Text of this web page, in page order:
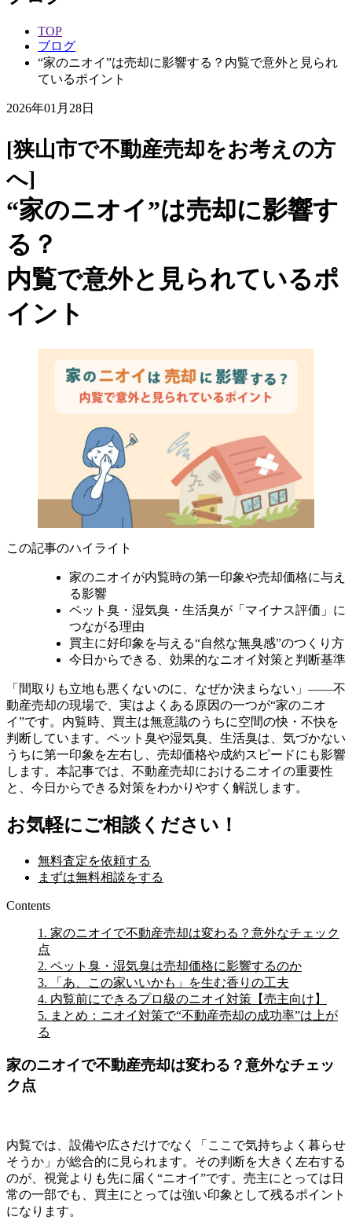
TOP
ブログ
“家のニオイ”は売却に影響する？内覧で意外と見られ
ているポイント
2026年01月28日
[狭山市で不動産売却をお考えの方
へ]
“家のニオイ”は売却に影響す
る？
内覧で意外と見られているポ
イント
この記事のハイライト
家のニオイが内覧時の第一印象や売却価格に与え
る影響
ペット臭・湿気臭・生活臭が「マイナス評価」に
つながる理由
買主に好印象を与える“自然な無臭感”のつくり方
今日からできる、効果的なニオイ対策と判断基準
「間取りも立地も悪くないのに、なぜか決まらない」——不
動産売却の現場で、実はよくある原因の一つが“家のニオ
イ”です。内覧時、買主は無意識のうちに空間の快・不快を
判断しています。ペット臭や湿気臭、生活臭は、気づかない
うちに第一印象を左右し、売却価格や成約スピードにも影響
します。本記事では、不動産売却におけるニオイの重要性
と、今日からできる対策をわかりやすく解説します。
お気軽にご相談ください！
無料査定を依頼する
まずは無料相談をする
Contents
1. 家のニオイで不動産売却は変わる？意外なチェック
点
2. ペット臭・湿気臭は売却価格に影響するのか
3. 「あ、この家いいかも」を生む香りの工夫
4. 内覧前にできるプロ級のニオイ対策【売主向け】
5. まとめ：ニオイ対策で“不動産売却の成功率”は上が
る
家のニオイで不動産売却は変わる？意外なチェッ
ク点
内覧では、設備や広さだけでなく「ここで気持ちよく暮らせ
そうか」が総合的に見られます。その判断を大きく左右する
のが、視覚よりも先に届く“ニオイ”です。売主にとっては日
常の一部でも、買主にとっては強い印象として残るポイント
になります。